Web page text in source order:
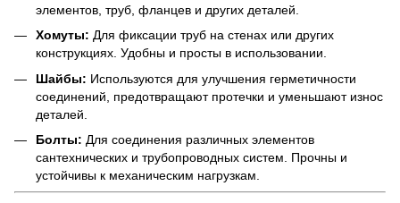
элементов, труб, фланцев и других деталей.
Хомуты: Для фиксации труб на стенах или других
конструкциях. Удобны и просты в использовании.
Шайбы: Используются для улучшения герметичности
соединений, предотвращают протечки и уменьшают износ
деталей.
Болты: Для соединения различных элементов
сантехнических и трубопроводных систем. Прочны и
устойчивы к механическим нагрузкам.